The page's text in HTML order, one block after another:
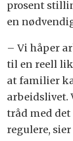
prosent
en
– Vi håper
til en reell
at familier
arbeidslivet.
tråd med
regulere,